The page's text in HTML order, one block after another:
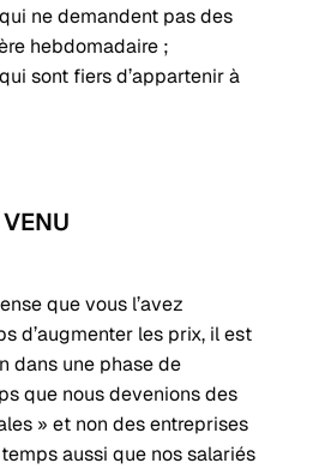
ne demandent pas des
hebdomadaire ;
sont fiers d’appartenir à
que vous l’avez
d’augmenter les prix, il est
dans une phase de
que nous devenions des
» et non des entreprises
aussi que nos salariés